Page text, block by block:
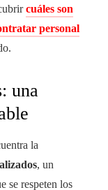
cuáles son
personal
una
la
, un
se respeten los